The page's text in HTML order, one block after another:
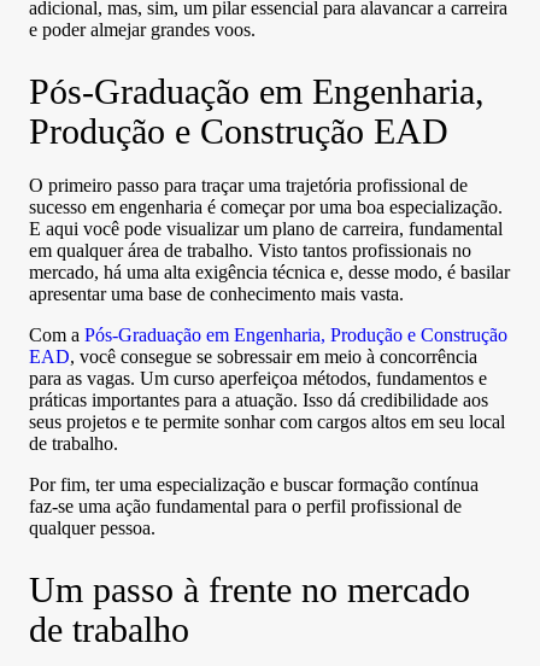
adicional, mas, sim, um pilar essencial para alavancar a carreira
e poder almejar grandes voos.
Pós-Graduação em Engenharia,
Produção e Construção EAD
O primeiro passo para traçar uma trajetória profissional de
sucesso em engenharia é começar por uma boa especialização.
E aqui você pode visualizar um plano de carreira, fundamental
em qualquer área de trabalho. Visto tantos profissionais no
mercado, há uma alta exigência técnica e, desse modo, é basilar
apresentar uma base de conhecimento mais vasta.
Com a Pós-Graduação em Engenharia, Produção e Construção
EAD, você consegue se sobressair em meio à concorrência
para as vagas. Um curso aperfeiçoa métodos, fundamentos e
práticas importantes para a atuação. Isso dá credibilidade aos
seus projetos e te permite sonhar com cargos altos em seu local
de trabalho.
Por fim, ter uma especialização e buscar formação contínua
faz-se uma ação fundamental para o perfil profissional de
qualquer pessoa.
Um passo à frente no mercado
de trabalho